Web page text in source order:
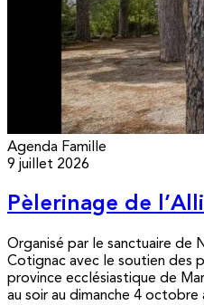
Agenda Famille
9 juillet 2026
Pèlerinage de
Organisé par le sanctuaire de
Cotignac avec le soutien des
province ecclésiastique de
au soir au dimanche 4